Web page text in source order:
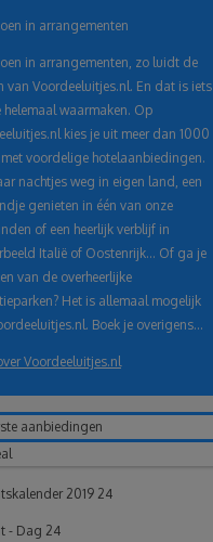
in arrangementen
in arrangementen, zo luidt de
van Voordeeluitjes.nl. En dat is iets
helemaal waarmaken. Op
kies je uit meer dan 1000
voordelige hotelaanbiedingen.
nachtjes weg in eigen land, een
genieten in één van onze
of een heerlijk verblijf in
Italië of Oostenrijk… Of ga je
van de overheerlijke
Het is allemaal mogelijk
Boek je overigens...
Voordeeluitjes.nl
aanbiedingen
2019 24
- Dag 24